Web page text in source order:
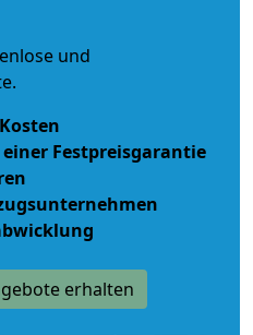
und
Festpreisgarantie
erhalten